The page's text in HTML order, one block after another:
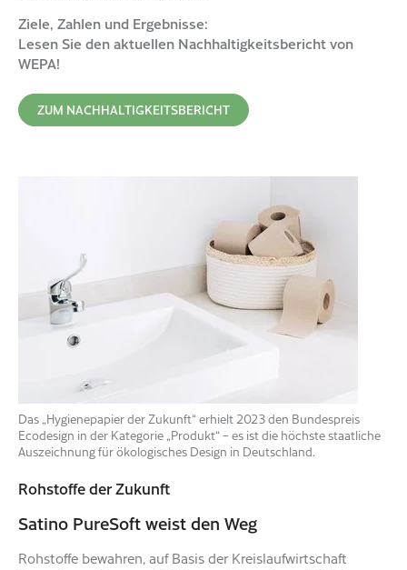
Ziele, Zahlen und Ergebnisse:
Lesen Sie den aktuellen Nachhaltigkeitsbericht von
WEPA!
ZUM NACHHALTIGKEITSBERICHT
Das „Hygienepapier der Zukunft“ erhielt 2023 den Bundespreis
Ecodesign in der Kategorie „Produkt“ – es ist die höchste staatliche
Auszeichnung für ökologisches Design in Deutschland.
Rohstoffe der Zukunft
Satino PureSoft weist den Weg
Rohstoffe bewahren, auf Basis der Kreislaufwirtschaft